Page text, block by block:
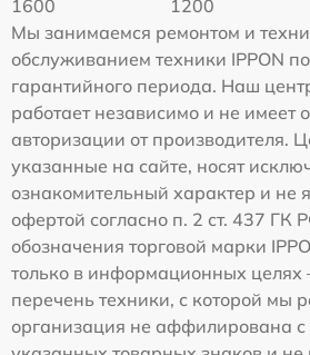
1600
1200
Мы занимаемся ремонтом и
обслуживанием техники IPPON
гарантийного периода. Наш
работает независимо и не имеет
авторизации от производителя.
указанные на сайте, носят
ознакомительный характер и не
офертой согласно п. 2 ст. 437 ГК
обозначения торговой марки
только в информационных целях
перечень техники, с которой мы
организация не аффилирована